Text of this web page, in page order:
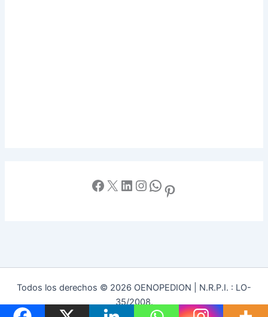
Facebook X LinkedIn Instagram WhatsApp Pinterest
Todos los derechos © 2026 OENOPEDION | N.R.P.I. : LO-
35/2008.